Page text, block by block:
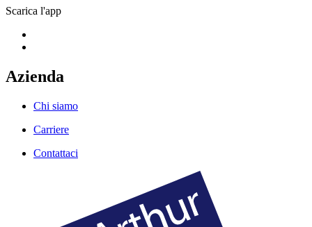
Scarica l'app
Azienda
Chi siamo
Carriere
Contattaci